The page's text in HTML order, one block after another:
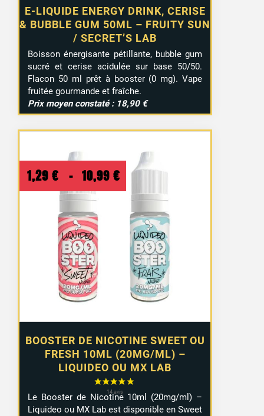
E-LIQUIDE ENERGY DRINK, CERISE
& BUBBLE GUM 50ML – FRUITY SUN
/ SECRET’S LAB
Boisson énergisante pétillante, bubble gum
sucré et cerise acidulée sur base 50/50.
Flacon 50 ml prêt à booster (0 mg). Vape
fruitée gourmande et fraîche.
Prix moyen constaté : 18,90 €
BOOSTER DE NICOTINE SWEET OU
FRESH 10ML (20MG/ML) –
LIQUIDEO OU MX LAB
1,29 € – 10,99 €
Plage
de
prix :
1,29 €
10,99 €
Le Booster de Nicotine 10ml (20mg/ml) –
Liquideo ou MX Lab est disponible en Sweet